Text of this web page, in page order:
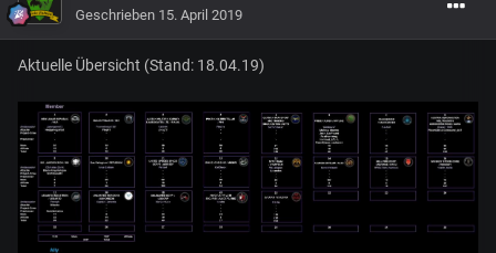
Geschrieben 15. April 2019
Aktuelle Übersicht (Stand: 18.04.19)